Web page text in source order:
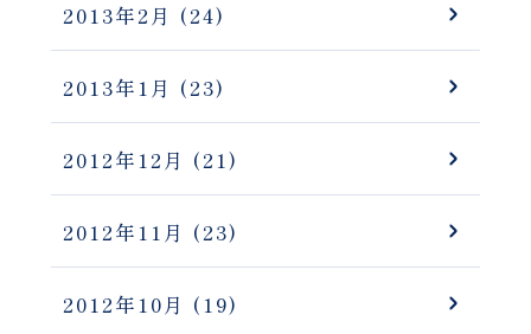
2013年2月 (24)
2013年1月 (23)
2012年12月 (21)
2012年11月 (23)
2012年10月 (19)